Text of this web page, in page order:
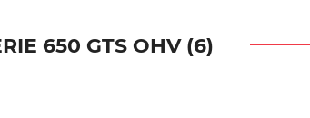
650 GTS OHV (6)